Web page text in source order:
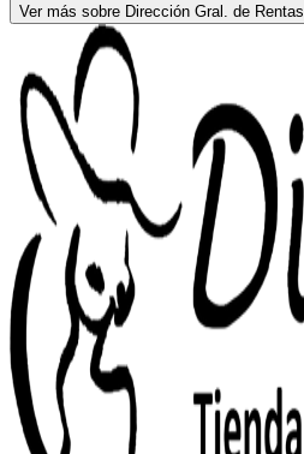
Ver más sobre Dirección Gral. de Rentas